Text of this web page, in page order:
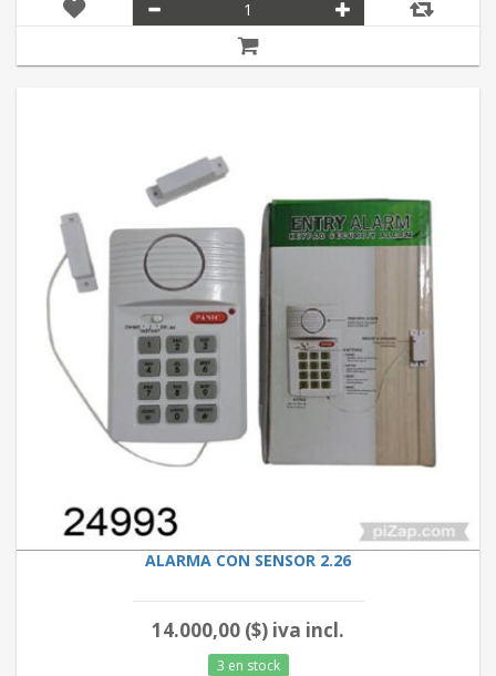
ALARMA CON SENSOR 2.26
14.000,00 ($) iva incl.
3 en stock